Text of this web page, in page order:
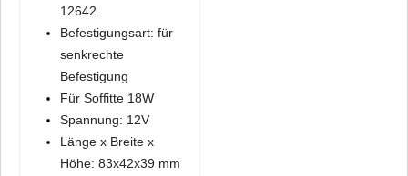
12642
Befestigungsart: für
senkrechte
Befestigung
Für Soffitte 18W
Spannung: 12V
Länge x Breite x
Höhe: 83x42x39 mm